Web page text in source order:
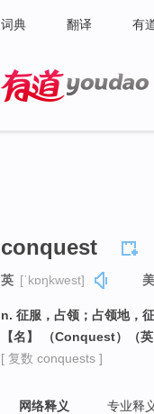
词典 翻译 有
conquest
英 [ˈkɒŋkwest] 美
n. 征服，占领；占领地，
【名】 （Conquest）（
[ 复数 conquests ]
网络释义 专业释